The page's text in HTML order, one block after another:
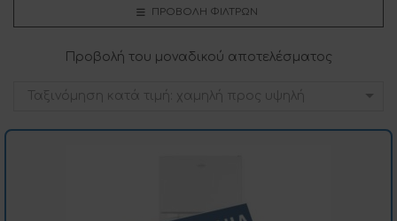
ΠΡΟΒΟΛΉ ΦΊΛΤΡΩΝ
Προβολή του μοναδικού αποτελέσματος
Ταξινόμηση κατά τιμή: χαμηλή προς υψηλή